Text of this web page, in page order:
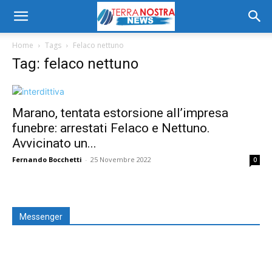
Home Tags Felaco nettuno
Tag: felaco nettuno
Marano, tentata estorsione all’impresa
funebre: arrestati Felaco e Nettuno.
Avvicinato un...
Fernando Bocchetti - 25 Novembre 2022 0
Messenger